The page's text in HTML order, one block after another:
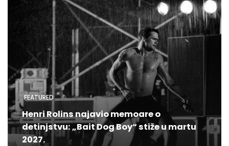
FEATURED
Henri Rolins najavio memoare o
detinjstvu: „Bait Dog Boy“ stiže u martu
2027.